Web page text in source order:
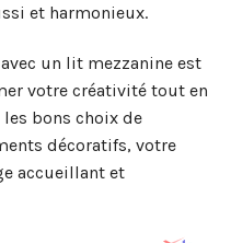
et harmonieux.
un lit mezzanine est
votre créativité tout en
bons choix de
décoratifs, votre
accueillant et